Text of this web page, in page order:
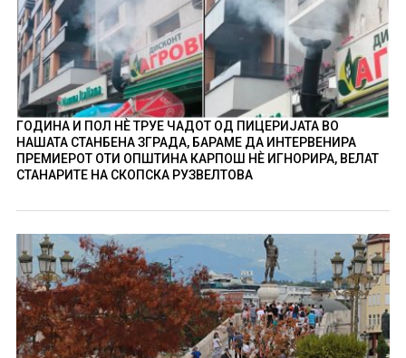
ГОДИНА И ПОЛ НÈ ТРУЕ ЧАДОТ ОД ПИЦЕРИЈАТА ВО
НАШАТА СТАНБЕНА ЗГРАДА, БАРАМЕ ДА ИНТЕРВЕНИРА
ПРЕМИЕРОТ ОТИ ОПШТИНА КАРПОШ НÈ ИГНОРИРА, ВЕЛАТ
СТАНАРИТЕ НА СКОПСКА РУЗВЕЛТОВА